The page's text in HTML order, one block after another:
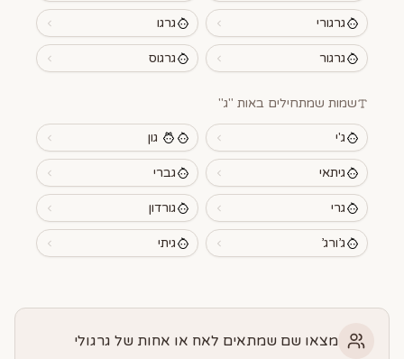
גרגורי גרגו
גרגור גרגוס
שמות שמתחילים באות "ג"
ג'י גון
גיתאי גברי
גרי גורדון
ג’ורג’ גיתי
מצאו שם שמתאים לאח או אחות של גרגולי